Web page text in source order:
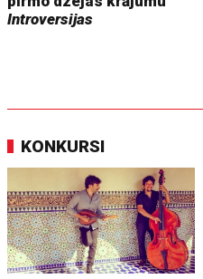
Introversijas
KONKURSI